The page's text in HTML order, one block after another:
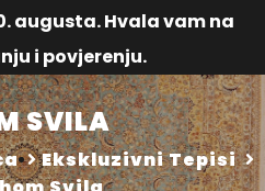
augusta. Hvala vam na
i povjerenju.
SVILA
Ekskluzivni Tepisi